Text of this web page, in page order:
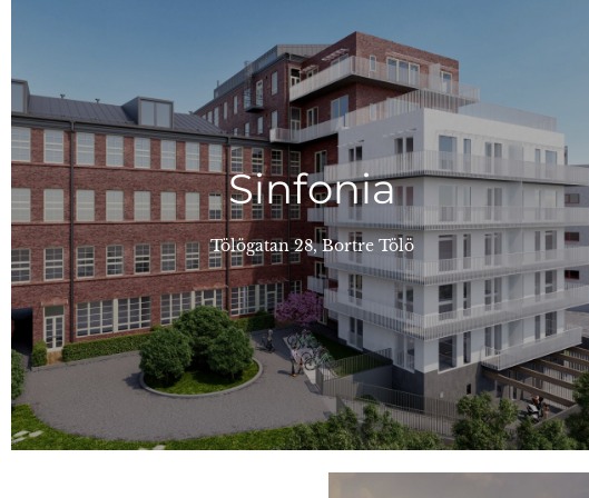
Sinfonia
Tölögatan 28, Bortre Tölö
Sinfonia
S-Banken Bostad - byggde om gamla Sibelius-Akademin till ett
bostadshus, och skapade 64 st enastående hyreslägenheter i hjärtat av
Tölö. Sinfonia har ett lugnt läge nära Tölöviken, nära utmärkta
transportförbindelser, utomhusaktiviteter och tjänster. Bostäderna
blev färdiga i november 2021 och Qvadrat ansvarde för
hyresförmedlingen av 32 st familjebostäder. I framtiden kommer
Qvadrat också att ansvara för hyresförmedlingen av dessa lägenheter.
LÄS MERA